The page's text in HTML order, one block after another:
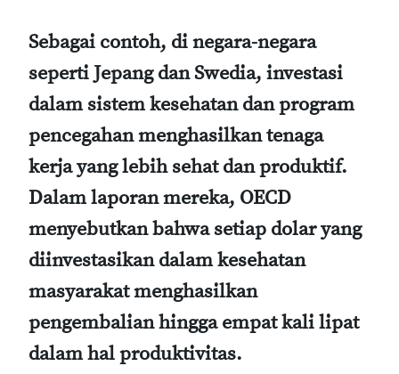
Sebagai contoh, di negara-negara
seperti Jepang dan Swedia, investasi
dalam sistem kesehatan dan program
pencegahan menghasilkan tenaga
kerja yang lebih sehat dan produktif.
Dalam laporan mereka, OECD
menyebutkan bahwa setiap dolar yang
diinvestasikan dalam kesehatan
masyarakat menghasilkan
pengembalian hingga empat kali lipat
dalam hal produktivitas.